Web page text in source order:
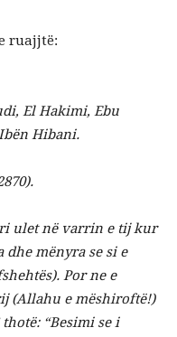
ruajjtë:
El Hakimi, Ebu
Hibani.
ulet në varrin e tij kur
dhe mënyra se si e
Por ne e
(Allahu e mëshiroftë!)
“Besimi se i